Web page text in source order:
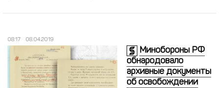
08:17 08.04.2019
Минобороны РФ
обнародовало
архивные документы
об освобождении